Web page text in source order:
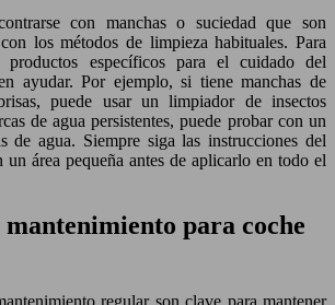
con manchas o suciedad que son
los métodos de limpieza habituales. Para
productos específicos para el cuidado del
ayudar. Por ejemplo, si tiene manchas de
puede usar un limpiador de insectos
de agua persistentes, puede probar con un
de agua. Siempre siga las instrucciones del
área pequeña antes de aplicarlo en todo el
para coche